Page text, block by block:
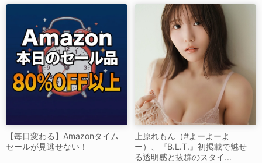
【毎日変わる】Amazonタイム
セールが見逃せない！
上原れもん（#よーよーよ
ー）、『B.L.T.』初掲載で魅せ
る透明感と抜群のスタイ...